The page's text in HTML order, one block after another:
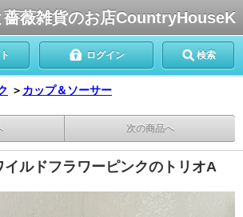
薔薇雑貨のお店CountryHouseK
ログイン 検索
＞ カップ＆ソーサー
次の商品へ
イルドフラワーピンクのトリオA